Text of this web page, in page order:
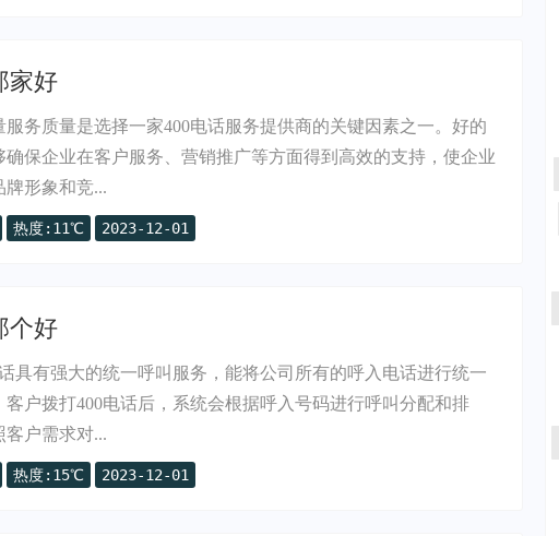
家好
服务质量是选择一家400电话服务提供商的关键因素之一。好的
确保企业在客户服务、营销推广等方面得到高效的支持，使企业
牌形象和竞...
热度:11℃ 2023-12-01
个好
具有强大的统一呼叫服务，能将公司所有的呼入电话进行统一
客户拨打400电话后，系统会根据呼入号码进行呼叫分配和排
客户需求对...
热度:15℃ 2023-12-01